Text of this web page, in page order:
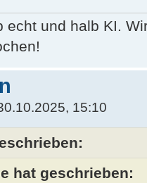
echt und halb KI.
15:10
hat geschrieben: